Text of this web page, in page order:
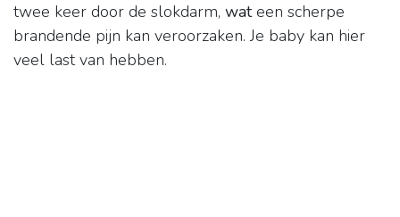
twee keer door de slokdarm, wateen scherpe
brandende pijn kan veroorzaken. Je baby kan hier
veel last van hebben.